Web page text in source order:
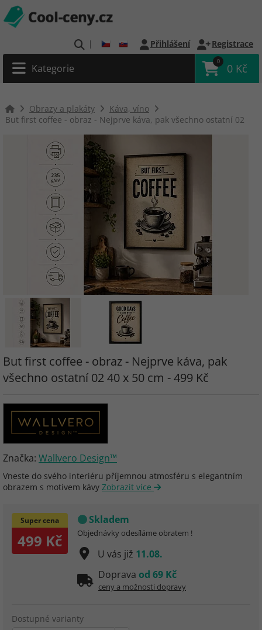
| Přihlášení Registrace
Kategorie
0
0 Kč
Obrazy a plakáty
Káva, víno
But first coffee - obraz - Nejprve káva, pak všechno ostatní 02
But first coffee - obraz - Nejprve káva, pak
všechno ostatní 02 40 x 50 cm - 499 Kč
Značka: Wallvero Design™
Vneste do svého interiéru příjemnou atmosféru s elegantním
obrazem s motivem kávy Zobrazit více
Super cena
499 Kč
Skladem
Objednávky odesíláme obratem !
U vás již 11.08.
Doprava od 69 Kč
ceny a možnosti dopravy
Dostupné varianty